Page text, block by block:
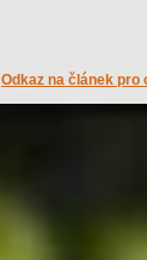
Odkaz na článek pro